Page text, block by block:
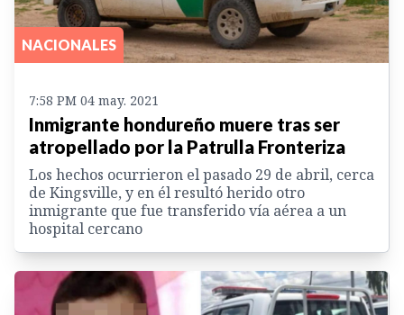
NACIONALES
7:58 PM 04 may. 2021
Inmigrante hondureño muere tras ser
atropellado por la Patrulla Fronteriza
Los hechos ocurrieron el pasado 29 de abril, cerca
de Kingsville, y en él resultó herido otro
inmigrante que fue transferido vía aérea a un
hospital cercano